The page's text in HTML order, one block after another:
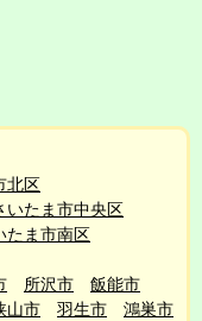
北区
いたま市中央区
たま市南区
所沢市
飯能市
山市 羽生市
鴻巣市